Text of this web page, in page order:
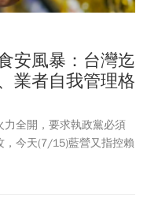
安風暴：台灣迄
業者自我管理格
全開，要求執政黨必須
，今天(7/15)藍營又指控賴
。綠營則攤出政治獻